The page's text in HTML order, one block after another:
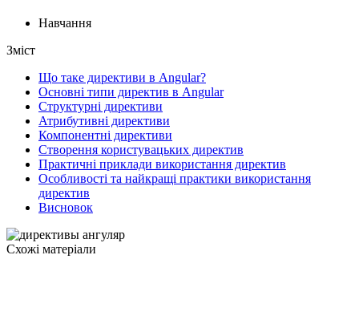
Навчання
Зміст
Що таке директиви в Angular?
Основні типи директив в Angular
Структурні директиви
Атрибутивні директиви
Компонентні директиви
Створення користувацьких директив
Практичні приклади використання директив
Особливості та найкращі практики використання
директив
Висновок
Схожі матеріали